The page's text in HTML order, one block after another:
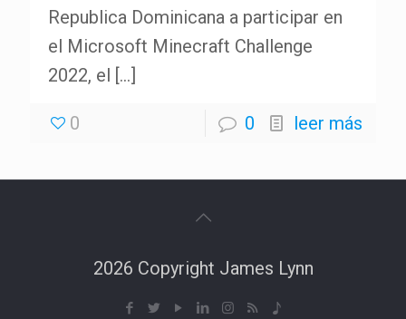
Republica Dominicana a participar en
el Microsoft Minecraft Challenge
2022, el […]
0 0 leer más
2026 Copyright James Lynn